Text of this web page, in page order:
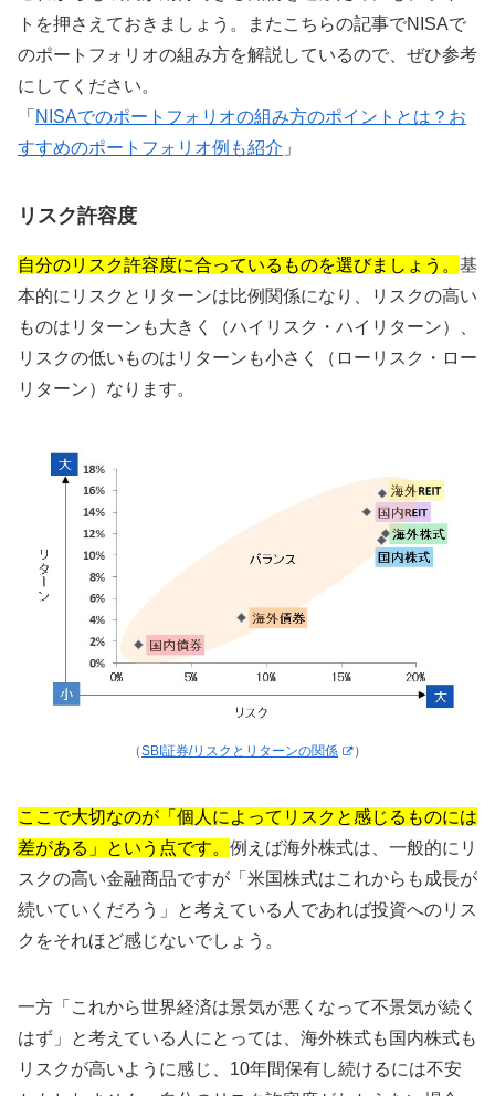
トを押さえておきましょう。またこちらの記事でNISAで
のポートフォリオの組み方を解説しているので、ぜひ参考
にしてください。
「 NISAでのポートフォリオの組み方のポイントとは？お
すすめのポートフォリオ例も紹介 」
リスク許容度
自分のリスク許容度に合っているものを選びましょう。 基
本的にリスクとリターンは比例関係になり、リスクの高い
ものはリターンも大きく（ハイリスク・ハイリターン）、
リスクの低いものはリターンも小さく（ローリスク・ロー
リターン）なります。
（SBI証券/リスクとリターンの関係 ）
ここで大切なのが「個人によってリスクと感じるものには
差がある」という点です。 例えば海外株式は、一般的にリ
スクの高い金融商品ですが「米国株式はこれからも成長が
続いていくだろう」と考えている人であれば投資へのリス
クをそれほど感じないでしょう。
一方「これから世界経済は景気が悪くなって不景気が続く
はず」と考えている人にとっては、海外株式も国内株式も
リスクが高いように感じ、10年間保有し続けるには不安